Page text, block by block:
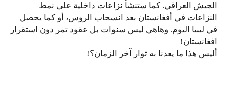
الجيش العراقي. كما ستنشأ نزاعات داخلية على نمط
النزاعات في أفغانستان بعد انسحاب الروس، أو كما يحصل
في ليبيا اليوم. وهاهي ليس سنوات بل عقود تمر دون استقرار
افغانستان!
أليس هذا ما يعدنا به ثوار آخر الزمان؟!